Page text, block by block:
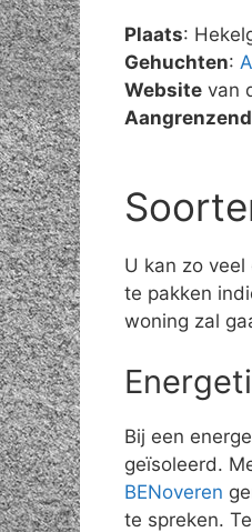
Plaats:
Gehuchten:
Website van
U kan zo
te pakken
woning zal
Bij een
geïsoleerd.
BENoveren
te spreken.